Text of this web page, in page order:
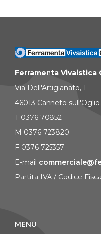
Ferramenta Vivaistica
Via Dell'Artigianato, 1
46013 Canneto
T 0376 70852
M 0376 723820
F 0376 725357
E-mail
Partita IVA / Codice
MENU